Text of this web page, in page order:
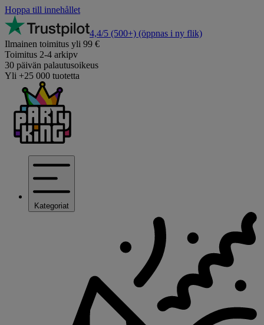
Hoppa till innehållet
4,4/5 (500+) (öppnas i ny flik)
Ilmainen toimitus yli 99 €
Toimitus 2-4 arkipv
30 päivän palautusoikeus
Yli +25 000 tuotetta
Kategoriat